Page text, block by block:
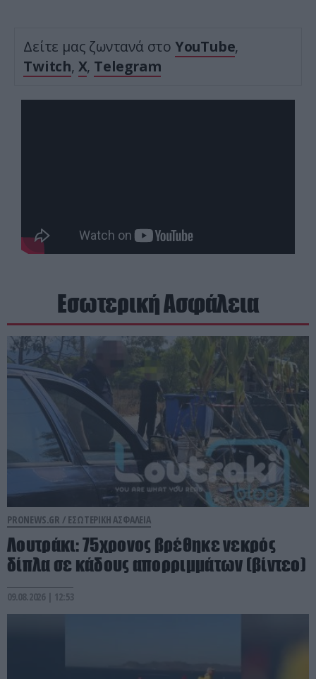
Δείτε μας ζωντανά στο YouTube,
Twitch, X, Telegram
Εσωτερική Ασφάλεια
PRONEWS.GR / ΕΣΩΤΕΡΙΚΗ ΑΣΦΑΛΕΙΑ
Λουτράκι: 75χρονος βρέθηκε νεκρός
δίπλα σε κάδους απορριμμάτων (βίντεο)
09.08.2026 | 12:53